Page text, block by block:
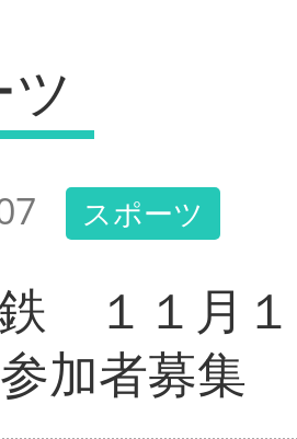
スポーツ
１１月
加者募集